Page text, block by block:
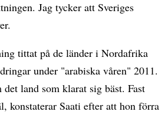
Jag tycker att Sveriges
tittat på de länder i Nordafrika
under "arabiska våren" 2011.
land som klarat sig bäst. Fast
konstaterar Saati efter att hon förra